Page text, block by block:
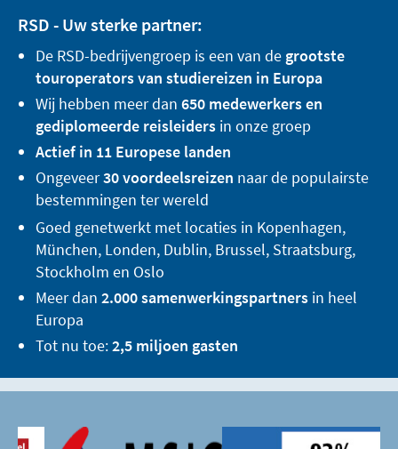
RSD - Uw sterke partner:
De RSD-bedrijvengroep is een van de grootste
touroperators van studiereizen in Europa
Wij hebben meer dan 650 medewerkers en
gediplomeerde reisleiders in onze groep
Actief in 11 Europese landen
Ongeveer30 voordeelsreizen naar de populairste
bestemmingen ter wereld
Goed genetwerkt met locaties in Kopenhagen,
München, Londen, Dublin, Brussel, Straatsburg,
Stockholm en Oslo
Meer dan 2.000 samenwerkingspartners in heel
Europa
Tot nu toe:2,5 miljoen gasten